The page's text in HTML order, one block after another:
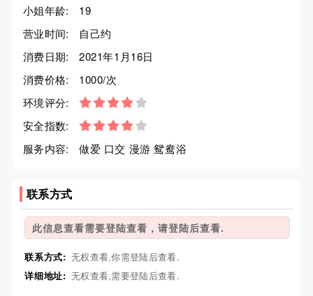
小姐年龄:
19
营业时间:
自己约
消费日期:
2021年1月16日
消费价格:
1000/次
环境评分:
安全指数:
服务内容:
做爱 口交 漫游 鸳鸯浴
联系方式
此信息查看需要登陆查看，请登陆后查看.
联系方式: 无权查看,你需登陆后查看.
详细地址: 无权查看,需要登陆后查看.